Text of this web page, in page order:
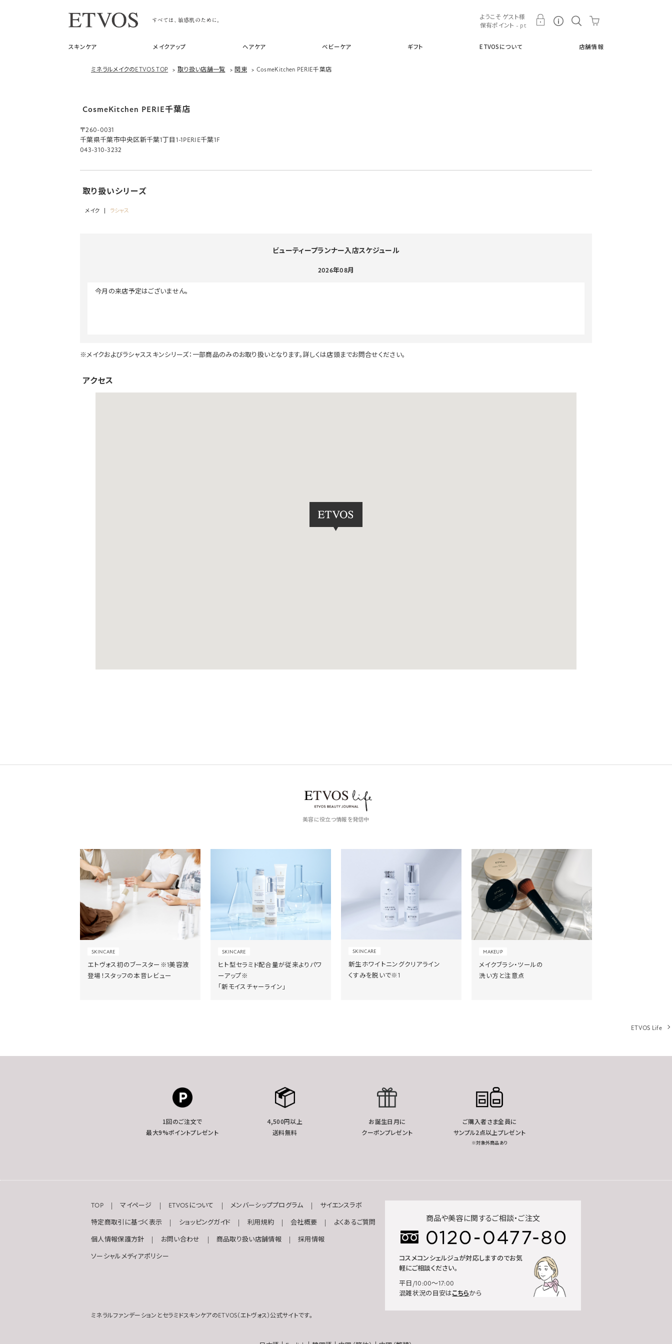
スキンケア メイクアップ ヘアケア ベビーケア ギフト ETVOSについて 店舗情報
ようこそ ゲスト様
保有ポイント - pt
ミネラルメイクのETVOS TOP >取り扱い店舗一覧 > 関東 > CosmeKitchen PERIE千葉店
CosmeKitchen PERIE千葉店
〒260-0031
千葉県千葉市中央区新千葉1丁目1-1PERIE千葉1F
043-310-3232
取り扱いシリーズ
メイク ラシャス
ビューティープランナー入店スケジュール
2026年08月
今月の来店予定はございません。
※メイクおよびラシャススキンシリーズ：一部商品のみのお取り扱いとなります。詳しくは店頭までお問合せください。
アクセス
美容に役立つ情報を発信中
SKINCARE
エトヴォス初のブースター※1美容液
登場！スタッフの本音レビュー
SKINCARE
ヒト型セラミド配合量が従来よりパワ
ーアップ※
「新モイスチャーライン」
SKINCARE
新生ホワイトニングクリアライン
くすみを脱いで※1
MAKEUP
メイクブラシ・ツールの
洗い方と注意点
ETVOS Life
1回のご注文で
最大9%ポイントプレゼント
4,500円以上
送料無料
お誕生日月に
クーポンプレゼント
ご購入者さま全員に
サンプル2点以上プレゼント
※対象外商品あり
TOP マイページ ETVOSについて メンバーシッププログラム サイエンスラボ
特定商取引に基づく表示 ショッピングガイド 利用規約 会社概要 よくあるご質問
個人情報保護方針 お問い合わせ 商品取り扱い店舗情報 採用情報
ソーシャルメディアポリシー
ミネラルファンデーションとセラミドスキンケアのETVOS（エトヴォス）公式サイトです。
商品や美容に関するご相談・ご注文
コスメコンシェルジュが対応しますのでお気
軽にご相談ください。
平日/10:00～17:00
混雑状況の目安はこちらから